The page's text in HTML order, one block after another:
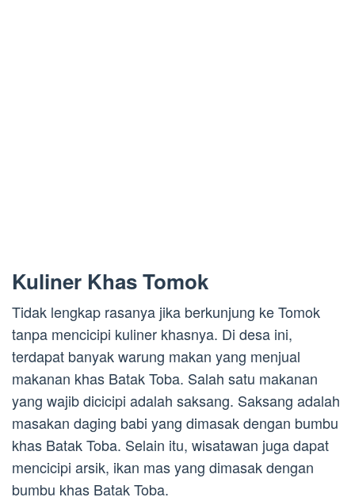
Kuliner Khas Tomok
Tidak lengkap rasanya jika berkunjung ke Tomok
tanpa mencicipi kuliner khasnya. Di desa ini,
terdapat banyak warung makan yang menjual
makanan khas Batak Toba. Salah satu makanan
yang wajib dicicipi adalah saksang. Saksang adalah
masakan daging babi yang dimasak dengan bumbu
khas Batak Toba. Selain itu, wisatawan juga dapat
mencicipi arsik, ikan mas yang dimasak dengan
bumbu khas Batak Toba.